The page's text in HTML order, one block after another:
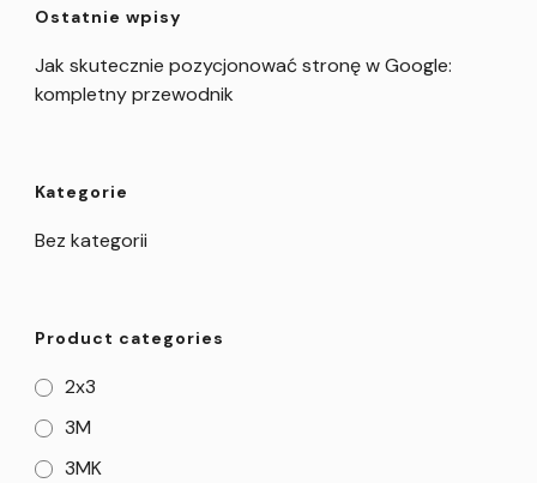
Ostatnie wpisy
Jak skutecznie pozycjonować stronę w Google:
kompletny przewodnik
Kategorie
Bez kategorii
Product categories
2x3
3M
3MK